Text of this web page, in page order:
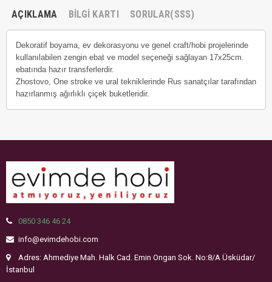
AÇIKLAMA BILGI KARTI SORULAR(SSS)
Dekoratif boyama, ev dekorasyonu ve genel craft/hobi projelerinde
kullanılabilen zengin ebat ve model seçeneği sağlayan 17x25cm.
ebatında hazır transferlerdir.
Zhostovo, One stroke ve ural tekniklerinde Rus sanatçılar tarafından
hazırlanmış ağırlıklı çiçek buketleridir.
0850 346 46 24
info@evimdehobi.com
Adres: Ahmediye Mah. Halk Cad. Emin Ongan Sok. No:8/A Üsküdar/
İstanbul